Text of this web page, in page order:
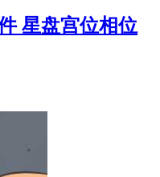
星盘宫位相位